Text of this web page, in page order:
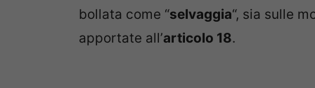
bollata come “selvaggia“, sia sulle
apportate all’articolo 18.